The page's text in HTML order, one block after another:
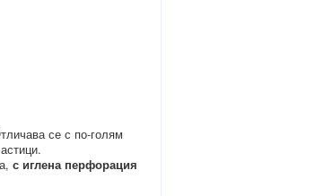
се с по-голям
с иглена перфорация